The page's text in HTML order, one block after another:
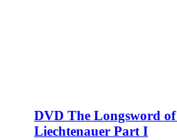
DVD The Longsword of
Liechtenauer Part I